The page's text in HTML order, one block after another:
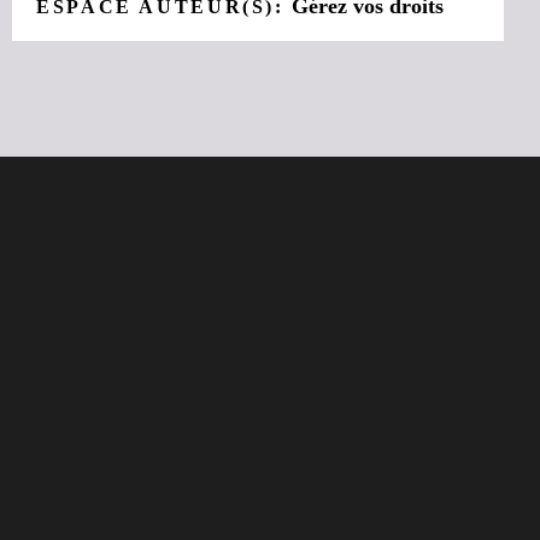
ESPACE AUTEUR(S): Gérez vos droits